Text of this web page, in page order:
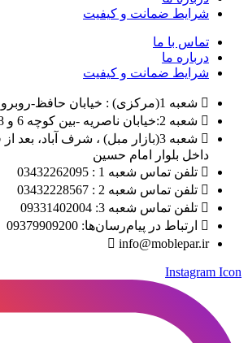
شرایط ضمانت و کیفیت
تماس با ما
درباره ما
شرایط ضمانت و کیفیت
شعبه 1(مرکزی) : خیابان حافظ-روبروی کوچه شماره 5
شعبه 2:خیابان ناصریه -بین کوچه 6 و 8-روبروی بانک ملی
داخل بلوار امام حسین
تلفن تماس شعبه 1 : 03432262095
تلفن تماس شعبه 2 : 03432228567
تلفن تماس شعبه 3: 09331402004
ارتباط در پیام‌رسان‌ها: 09379909200
info@moblepar.ir
Instagram Icon